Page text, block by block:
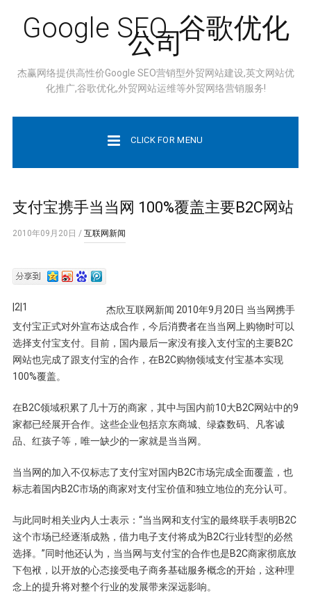
Google SEO, 谷歌优化
公司
杰赢网络提供高性价Google SEO营销型外贸网站建设,英文网站优
化推广,谷歌优化,外贸网站运维等外贸网络营销服务!
CLICK FOR MENU
支付宝携手当当网 100%覆盖主要B2C网站
2010年09月20日 / 互联网新闻
|2|1
杰欣互联网新闻 2010年9月20日 当当网携手
支付宝正式对外宣布达成合作，今后消费者在当当网上购物时可以
选择支付宝支付。目前，国内最后一家没有接入支付宝的主要B2C
网站也完成了跟支付宝的合作，在B2C购物领域支付宝基本实现
100%覆盖。
在B2C领域积累了几十万的商家，其中与国内前10大B2C网站中的9
家都已经展开合作。这些企业包括京东商城、绿森数码、凡客诚
品、红孩子等，唯一缺少的一家就是当当网。
当当网的加入不仅标志了支付宝对国内B2C市场完成全面覆盖，也
标志着国内B2C市场的商家对支付宝价值和独立地位的充分认可。
与此同时相关业内人士表示：“当当网和支付宝的最终联手表明B2C
这个市场已经逐渐成熟，借力电子支付将成为B2C行业转型的必然
选择。”同时他还认为，当当网与支付宝的合作也是B2C商家彻底放
下包袱，以开放的心态接受电子商务基础服务概念的开始，这种理
念上的提升将对整个行业的发展带来深远影响。